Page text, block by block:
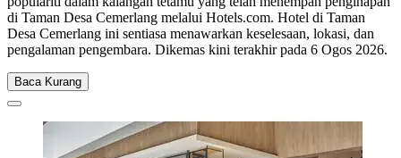
di Taman Desa Cemerlang melalui Hotels.com. Hotel di Taman
Desa Cemerlang ini sentiasa menawarkan keselesaan, lokasi, dan
pengalaman pengembara. Dikemas kini terakhir pada 6 Ogos 2026.
Baca Kurang